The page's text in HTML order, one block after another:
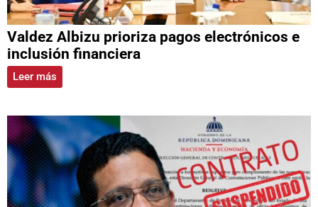
Valdez Albizu prioriza pagos electrónicos e
inclusión financiera
Leer más